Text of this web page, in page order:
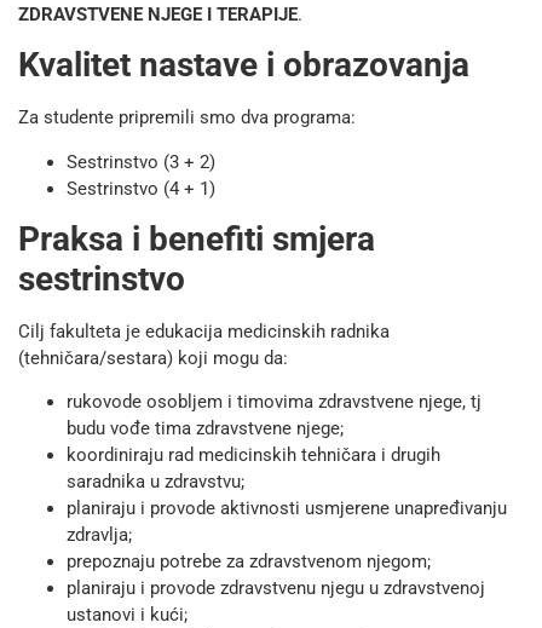
ZDRAVSTVENE NJEGE I TERAPIJE.
Kvalitet nastave i obrazovanja
Za studente pripremili smo dva programa:
Sestrinstvo (3 + 2)
Sestrinstvo (4 + 1)
Praksa i benefiti smjera
sestrinstvo
Cilj fakulteta je edukacija medicinskih radnika
(tehničara/sestara) koji mogu da:
rukovode osobljem i timovima zdravstvene njege, tj
budu vođe tima zdravstvene njege;
koordiniraju rad medicinskih tehničara i drugih
saradnika u zdravstvu;
planiraju i provode aktivnosti usmjerene unapređivanju
zdravlja;
prepoznaju potrebe za zdravstvenom njegom;
planiraju i provode zdravstvenu njegu u zdravstvenoj
ustanovi i kući;